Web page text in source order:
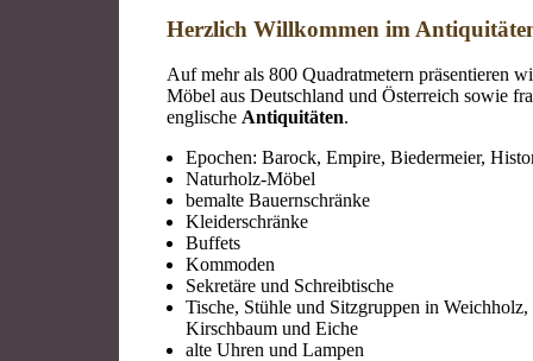
Herzlich Willkommen im
Auf mehr als 800 Quadratmetern präsentieren
Möbel aus Deutschland und Österreich sowie
englische Antiquitäten.
Epochen: Barock, Empire, Biedermeier,
Naturholz-Möbel
bemalte Bauernschränke
Kleiderschränke
Buffets
Kommoden
Sekretäre und Schreibtische
Tische, Stühle und Sitzgruppen in Weichholz,
Kirschbaum und Eiche
alte Uhren und Lampen